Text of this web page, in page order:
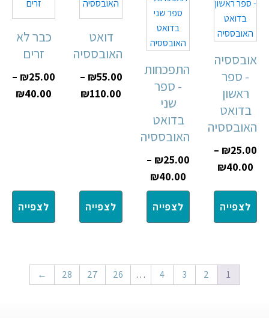
אובססיה
- ספר
ראשון
בדואט
האובססיה
₪25.00
–
₪40.00
לצפייה
התפכחות
- ספר
שני
בדואט
האובססיה
₪25.00
–
₪40.00
לצפייה
דואט
האובססיה
₪55.00
–
₪110.00
לצפייה
כבר לא
זרים
₪25.00
–
₪40.00
לצפייה
1
2
3
4
…
26
27
28
←